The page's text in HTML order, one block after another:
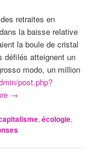
retraites en
la baisse relative
la boule de cristal
défilés atteignent un
modo, un million
post.php?
→
,écologie,